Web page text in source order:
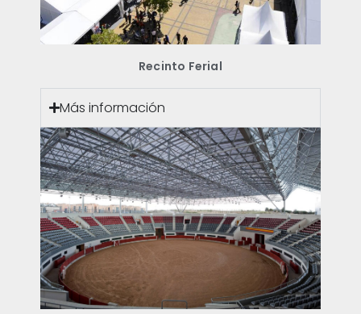
Recinto Ferial
Más información